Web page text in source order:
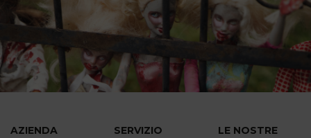
AZIENDA
SERVIZIO
LE NOSTRE